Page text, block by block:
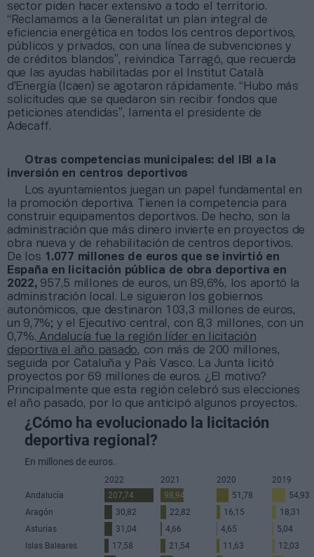
sector piden hacer extensivo a todo el territorio.
“Reclamamos a la Generalitat un plan integral de
eficiencia energética en todos los centros deportivos,
públicos y privados, con una línea de subvenciones y
de créditos blandos”, reivindica Tarragó, que recuerda
que las ayudas habilitadas por el Institut Català
d’Energía (Icaen) se agotaron rápidamente. “Hubo más
solicitudes que se quedaron sin recibir fondos que
peticiones atendidas”, lamenta el presidente de
Adecaff.
Otras competencias municipales: del IBI a la
inversión en centros deportivos
Los ayuntamientos juegan un papel fundamental en
la promoción deportiva. Tienen la competencia para
construir equipamentos deportivos. De hecho, son la
administración que más dinero invierte en proyectos de
obra nueva y de rehabilitación de centros deportivos.
De los 1.077 millones de euros que se invirtió en
España en licitación pública de obra deportiva en
2022, 957,5 millones de euros, un 89,6%, los aportó la
administración local. Le siguieron los gobiernos
autonómicos, que destinaron 103,3 millones de euros,
un 9,7%; y el Ejecutivo central, con 8,3 millones, con un
0,7%. Andalucía fue la región líder en licitación
deportiva el año pasado, con más de 200 millones,
seguida por Cataluña y País Vasco. La Junta licitó
proyectos por 69 millones de euros. ¿El motivo?
Principalmente que esta región celebró sus elecciones
el año pasado, por lo que anticipó algunos proyectos.